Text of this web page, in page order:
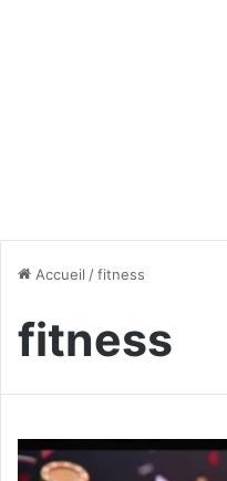
Accueil /fitness
fitness